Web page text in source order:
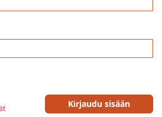
Kirjaudu sisään